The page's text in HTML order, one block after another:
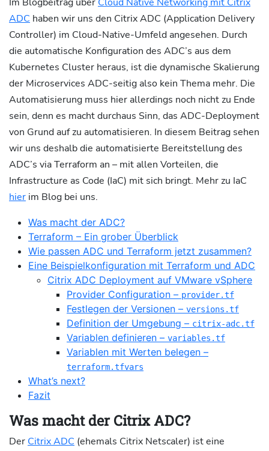
ADC haben wir uns den Citrix ADC (Application Delivery
Controller) im Cloud-Native-Umfeld angesehen. Durch
die automatische Konfiguration des ADC’s aus dem
Kubernetes Cluster heraus, ist die dynamische Skalierung
der Microservices ADC-seitig also kein Thema mehr. Die
Automatisierung muss hier allerdings noch nicht zu Ende
sein, denn es macht durchaus Sinn, das ADC-Deployment
von Grund auf zu automatisieren. In diesem Beitrag sehen
wir uns deshalb die automatisierte Bereitstellung des
ADC’s via Terraform an – mit allen Vorteilen, die
Infrastructure as Code (IaC) mit sich bringt. Mehr zu IaC
hier im Blog bei uns.
Was macht der ADC?
Terraform – Ein grober Überblick
Wie passen ADC und Terraform jetzt zusammen?
Eine Beispielkonfiguration mit Terraform und ADC
Citrix ADC Deployment auf VMware vSphere
Provider Configuration – provider.tf
Festlegen der Versionen – versions.tf
Definition der Umgebung – citrix-adc.tf
Variablen definieren – variables.tf
Variablen mit Werten belegen –
terraform.tfvars
What’s next?
Fazit
Was macht der Citrix ADC?
Der Citrix ADC (ehemals Citrix Netscaler) ist eine